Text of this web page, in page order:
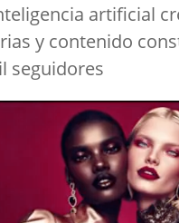
artificial
y contenido
seguidores